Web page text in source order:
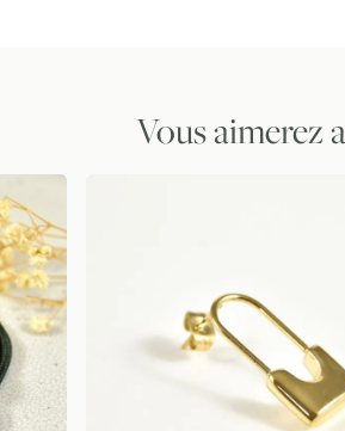
Vous aimerez